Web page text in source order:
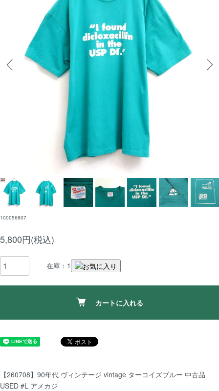
100056807
5,800円(税込)
在庫：1
カートに入れる
【260708】90年代 ヴィンテージ vintage ターコイズブルー 中古品
USED #L アメカジ